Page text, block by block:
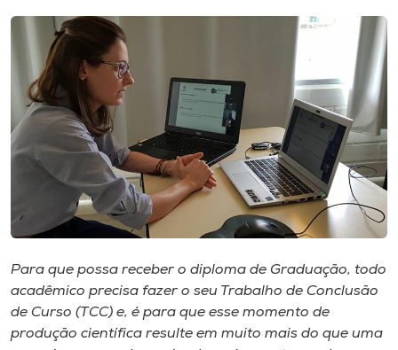
Biblioteca
Editora
Rádio
Unoesc
Store
Para que possa receber o diploma de Graduação, todo
acadêmico precisa fazer o seu Trabalho de Conclusão
de Curso (TCC) e, é para que esse momento de
produção científica resulte em muito mais do que uma